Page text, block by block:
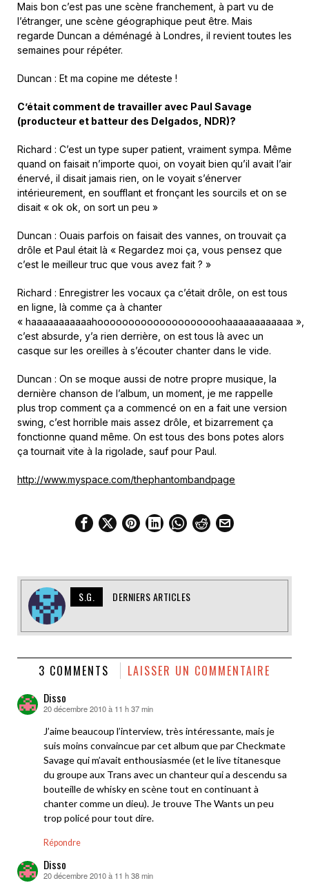
Mais bon c’est pas une scène franchement, à part vu de
l’étranger, une scène géographique peut être. Mais
regarde Duncan a déménagé à Londres, il revient toutes les
semaines pour répéter.
Duncan : Et ma copine me déteste !
C’était comment de travailler avec Paul Savage
(producteur et batteur des Delgados, NDR)?
Richard : C’est un type super patient, vraiment sympa. Même
quand on faisait n’importe quoi, on voyait bien qu’il avait l’air
énervé, il disait jamais rien, on le voyait s’énerver
intérieurement, en soufflant et fronçant les sourcils et on se
disait « ok ok, on sort un peu »
Duncan : Ouais parfois on faisait des vannes, on trouvait ça
drôle et Paul était là « Regardez moi ça, vous pensez que
c’est le meilleur truc que vous avez fait ? »
Richard : Enregistrer les vocaux ça c’était drôle, on est tous
en ligne, là comme ça à chanter
« haaaaaaaaaaahoooooooooooooooooooohaaaaaaaaaaaa »,
c’est absurde, y’a rien derrière, on est tous là avec un
casque sur les oreilles à s’écouter chanter dans le vide.
Duncan : On se moque aussi de notre propre musique, la
dernière chanson de l’album, un moment, je me rappelle
plus trop comment ça a commencé on en a fait une version
swing, c’est horrible mais assez drôle, et bizarrement ça
fonctionne quand même. On est tous des bons potes alors
ça tournait vite à la rigolade, sauf pour Paul.
http://www.myspace.com/thephantombandpage
S.G. DERNIERS ARTICLES
3 COMMENTS LAISSER UN COMMENTAIRE
Disso
dit :
20 décembre 2010 à 11 h 37 min
J’aime beaucoup l’interview, très intéressante, mais je
suis moins convaincue par cet album que par Checkmate
Savage qui m’avait enthousiasmée (et le live titanesque
du groupe aux Trans avec un chanteur qui a descendu sa
bouteille de whisky en scène tout en continuant à
chanter comme un dieu). Je trouve The Wants un peu
trop policé pour tout dire.
Répondre
Disso
dit :
20 décembre 2010 à 11 h 38 min